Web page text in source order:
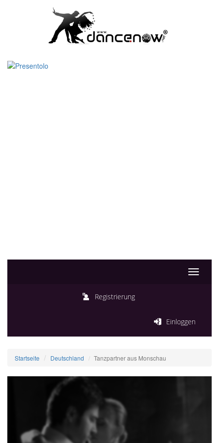
Toggle
Registrierung
Einloggen
Startseite Deutschland Tanzpartner aus Monschau